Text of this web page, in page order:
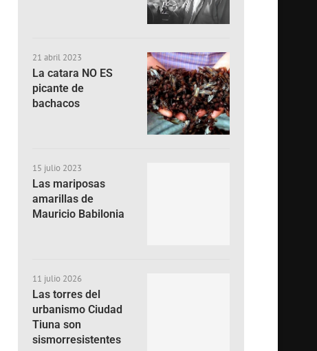
21 abril 2023
La catara NO ES
picante de
bachacos
15 julio 2023
Las mariposas
amarillas de
Mauricio Babilonia
11 julio 2026
Las torres del
urbanismo Ciudad
Tiuna son
sismorresistentes